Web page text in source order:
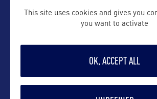
DANS LA MÊME
This site uses cookies and gives you
you want to activate
OK, ACCEPT ALL